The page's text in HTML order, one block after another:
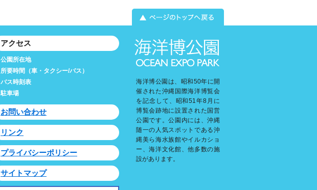
アクセス
公園所在地
所要時間（車・タクシー/バス）
バス時刻表
駐車場
お問い合わせ
リンク
プライバシーポリシー
サイトマップ
海洋博公園は、昭和50年に開
催された沖縄国際海洋博覧会
を記念して、昭和51年8月に
博覧会跡地に設置された国営
公園です。公園内には、沖縄
随一の人気スポットである沖
縄美ら海水族館やイルカショ
ー、海洋文化館、他多数の施
設があります。